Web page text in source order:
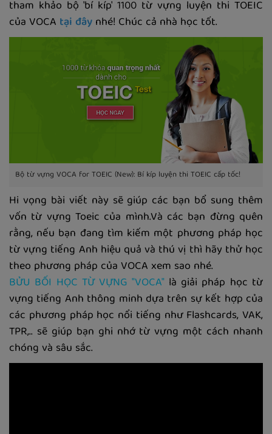
tham khảo bộ 'bí kíp' 1100 từ vựng luyện thi TOEIC
của VOCA tại đâynhé! Chúc cả nhà học tốt.
Bộ từ vựng VOCA for TOEIC (New): Bí kíp luyện thi TOEIC cấp tốc!
Hi vọng bài viết này sẽ giúp các bạn bổ sung thêm
vốn từ vựng Toeic của mình.Và các bạn đừng quên
rằng, nếu bạn đang tìm kiếm một phương pháp học
từ vựng tiếng Anh hiệu quả và thú vị thì hãy thử học
theo phương pháp của VOCA xem sao nhé.
BỬU BỐI HỌC TỪ VỰNG "VOCA"là giải pháp học từ
vựng tiếng Anh thông minh dựa trên sự kết hợp của
các phương pháp học nổi tiếng như Flashcards, VAK,
TPR,.. sẽ giúp bạn ghi nhớ từ vựng một cách nhanh
chóng và sâu sắc.